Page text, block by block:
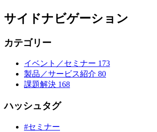
サイドナビゲーション
カテゴリー
イベント／セミナー 173
製品／サービス紹介 80
課題解決 168
ハッシュタグ
#セミナー